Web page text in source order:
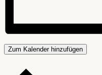
Zum Kalender hinzufügen